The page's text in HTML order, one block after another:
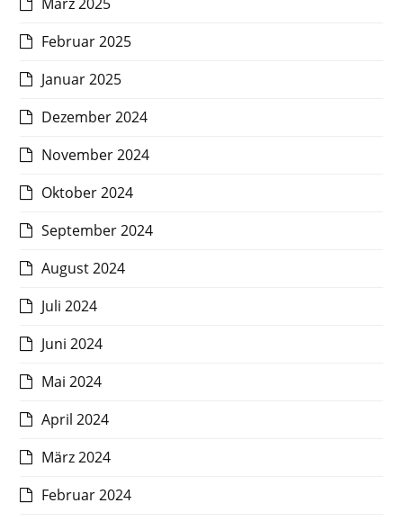
Februar 2025
Januar 2025
Dezember 2024
November 2024
Oktober 2024
September 2024
August 2024
Juli 2024
Juni 2024
Mai 2024
April 2024
März 2024
Februar 2024